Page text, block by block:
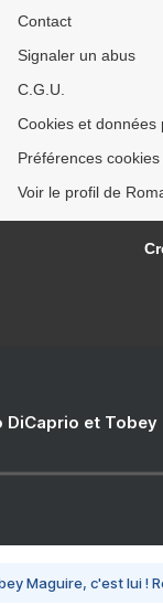
Contact
Signaler un abus
C.G.U.
Cookies et données
Préférences cookies
Voir le profil de
DiCaprio et
Maguire, c'est lui !